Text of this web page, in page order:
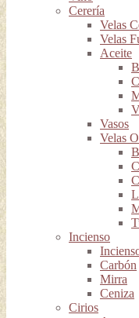
Cerería
Velas
Velas
Aceite
Vasos
Velas
Incienso
Carbón
Mirra
Ceniza
Cirios